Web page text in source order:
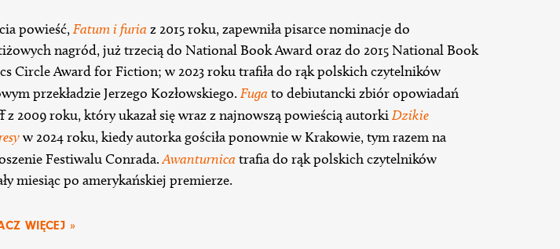
powieść,Fatum i furia z 2015 roku, zapewniła pisarce nominacje do
nagród, już trzecią do National Book Award oraz do 2015 National Book
Circle Award for Fiction; w 2023 roku trafiła do rąk polskich czytelników
przekładzie Jerzego Kozłowskiego. Fuga to debiutancki zbiór opowiadań
z 2009 roku, który ukazał się wraz z najnowszą powieścią autorkiDzikie
w 2024 roku, kiedy autorka gościła ponownie w Krakowie, tym razem na
Festiwalu Conrada.Awanturnica trafia do rąk polskich czytelników
miesiąc po amerykańskiej premierze.
WIĘCEJ »